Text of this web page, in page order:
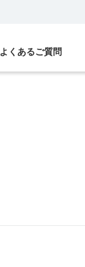
よくあるご質問